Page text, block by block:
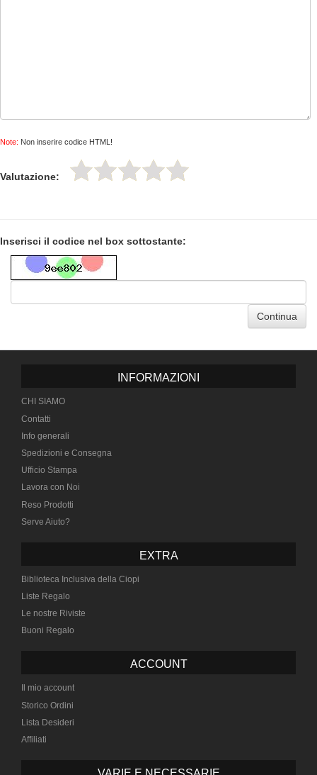
Note: Non inserire codice HTML!
Valutazione:
Inserisci il codice nel box sottostante:
Continua
INFORMAZIONI
CHI SIAMO
Contatti
Info generali
Spedizioni e Consegna
Ufficio Stampa
Lavora con Noi
Reso Prodotti
Serve Aiuto?
EXTRA
Biblioteca Inclusiva della Ciopi
Liste Regalo
Le nostre Riviste
Buoni Regalo
ACCOUNT
Il mio account
Storico Ordini
Lista Desideri
Affiliati